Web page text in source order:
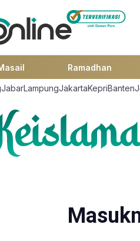
Ramadhan
JabarLampungJakartaKepriBanten